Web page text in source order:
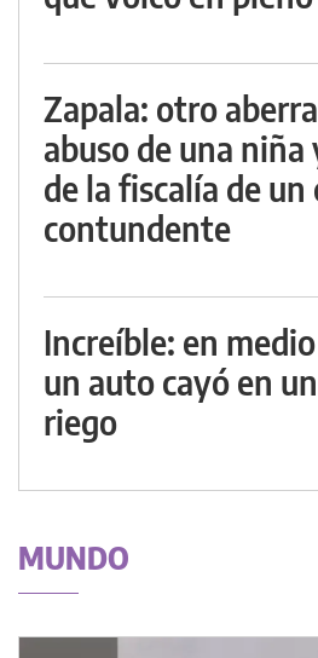
Zapala: otro
abuso de una
de la fiscalía de un
contundente
Increíble: en
un auto cayó en
riego
MUNDO